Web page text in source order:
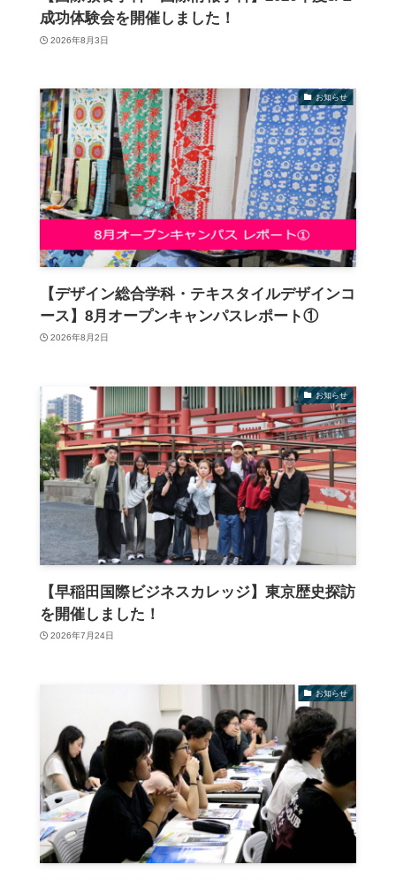
成功体験会を開催しました！
2026年8月3日
お知らせ
【デザイン総合学科・テキスタイルデザインコ
ース】8月オープンキャンパスレポート①
2026年8月2日
お知らせ
【早稲田国際ビジネスカレッジ】東京歴史探訪
を開催しました！
2026年7月24日
お知らせ